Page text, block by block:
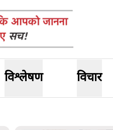
विश्लेषण विचार